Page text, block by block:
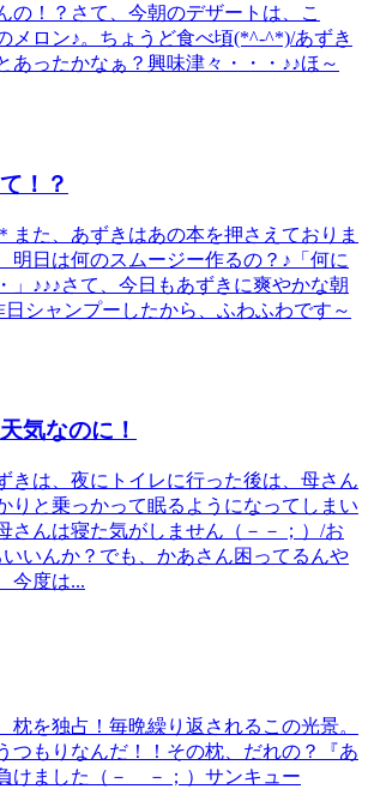
の！？さて、今朝のデザートは、こ
メロン♪。ちょうど食べ頃(*^-^*)/あずき
あったかなぁ？興味津々・・・♪♪ほ～
！？
また、あずきはあの本を押さえておりま
明日は何のスムージー作るの？♪「何に
」♪♪♪さて、今日もあずきに爽やかな朝
シャンプーしたから、ふわふわです～
気なのに！
きは、夜にトイレに行った後は、母さん
りと乗っかって眠るようになってしまい
さんは寝た気がしません（－－；）/お
いんか？でも、かあさん困ってるんや
今度は...
枕を独占！毎晩繰り返されるこの光景。
つもりなんだ！！その枕、だれの？『あ
けました（－ －；）サンキュー